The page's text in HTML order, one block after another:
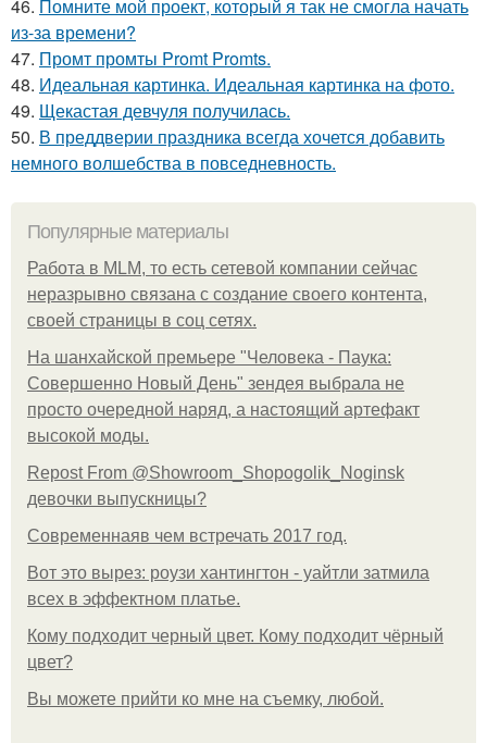
46. Помните мой проект, который я так не смогла начать
из-за времени?
47. Промт промты Promt Promts.
48. Идеальная картинка. Идеальная картинка на фото.
49. Щекастая девчуля получилась.
50. В преддверии праздника всегда хочется добавить
немного волшебства в повседневность.
Популярные материалы
Работа в MLM, то есть сетевой компании сейчас
неразрывно связана с создание своего контента,
своей страницы в соц сетях.
На шанхайской премьере "Человека - Паука:
Совершенно Новый День" зендея выбрала не
просто очередной наряд, а настоящий артефакт
высокой моды.
Repost From @Showroom_Shopogolik_Noginsk
девочки выпускницы?
Современнаяв чем встречать 2017 год.
Вот это вырез: роузи хантингтон - уайтли затмила
всех в эффектном платьe.
Кому подходит черный цвет. Кому подходит чёрный
цвет?
Вы можете прийти ко мне на съемку, любой.